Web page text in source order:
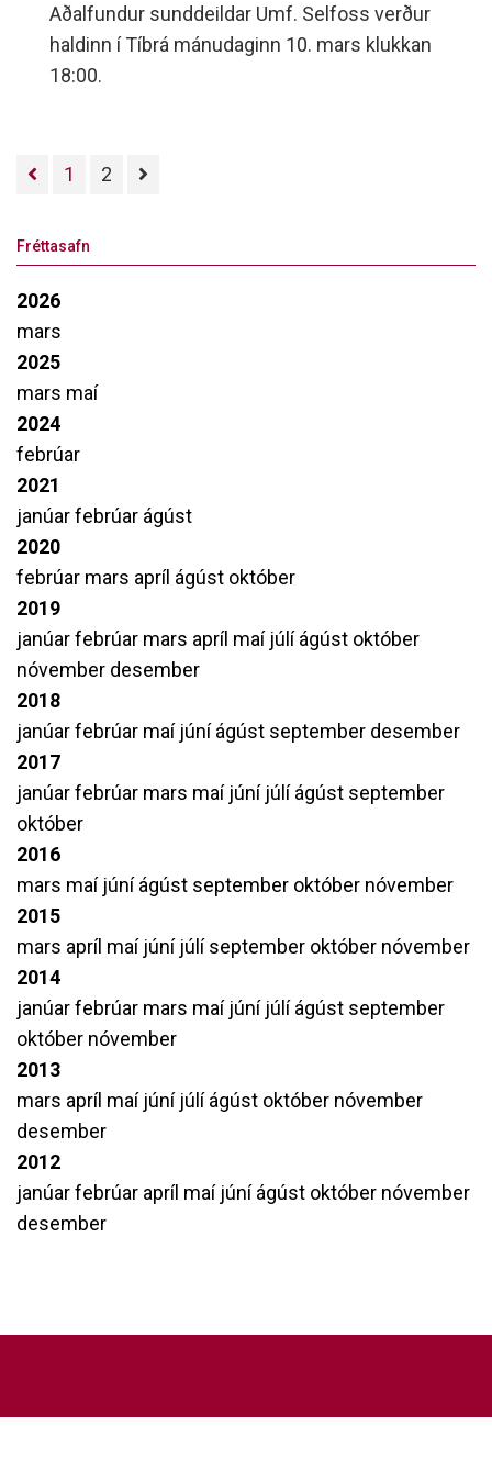
Aðalfundur sunddeildar Umf. Selfoss verður
haldinn í Tíbrá mánudaginn 10. mars klukkan
18:00.
1 2
Fréttasafn
2026
mars
2025
mars maí
2024
febrúar
2021
janúarfebrúar ágúst
2020
febrúar mars apríl ágúst október
2019
janúarfebrúar mars apríl maí júlíágúst október
nóvember desember
2018
janúarfebrúar maí júníágúst september desember
2017
janúarfebrúar mars maí júní júlíágúst september
október
2016
mars maí júníágúst september október nóvember
2015
mars apríl maí júní júlíseptember október nóvember
2014
janúarfebrúar mars maí júní júlíágúst september
október nóvember
2013
mars apríl maí júní júlíágúst október nóvember
desember
2012
janúarfebrúar apríl maí júníágúst október nóvember
desember